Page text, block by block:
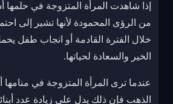
إذا شاهدت المرأة المتزوجة في حلمها
من الرؤى المحمودة لأنها تشير إلى
خلال الفترة القادمة أو انجاب طفل
الخير والسعادة لحياتها.
عندما ترى المرأة المتزوجة في منامها
الذهب فإن ذلك يدل على زيادة عدد